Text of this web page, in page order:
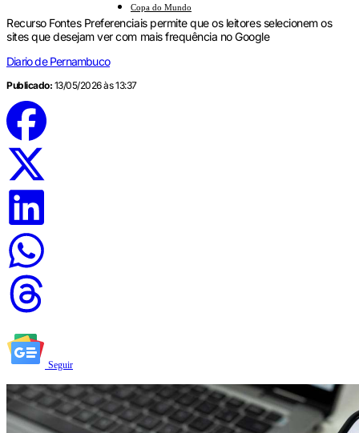
Copa do Mundo
Recurso Fontes Preferenciais permite que os leitores selecionem os
sites que desejam ver com mais frequência no Google
Diario de Pernambuco
Publicado: 13/05/2026 às 13:37
Seguir